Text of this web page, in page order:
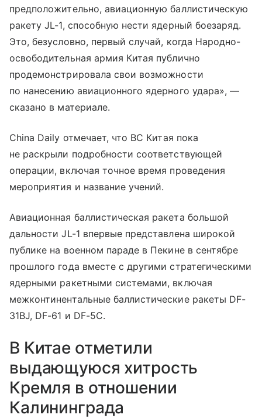
предположительно, авиационную баллистическую
ракету JL-1, способную нести ядерный боезаряд.
Это, безусловно, первый случай, когда Народно-
освободительная армия Китая публично
продемонстрировала свои возможности
по нанесению авиационного ядерного удара», —
сказано в материале.
China Daily отмечает, что ВС Китая пока
не раскрыли подробности соответствующей
операции, включая точное время проведения
мероприятия и название учений.
Авиационная баллистическая ракета большой
дальности JL-1 впервые представлена широкой
публике на военном параде в Пекине в сентябре
прошлого года вместе с другими стратегическими
ядерными ракетными системами, включая
межконтинентальные баллистические ракеты DF-
31BJ, DF-61 и DF-5C.
В Китае отметили
выдающуюся хитрость
Кремля в отношении
Калининграда